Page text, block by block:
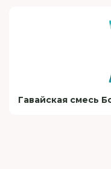
Гавайская смесь